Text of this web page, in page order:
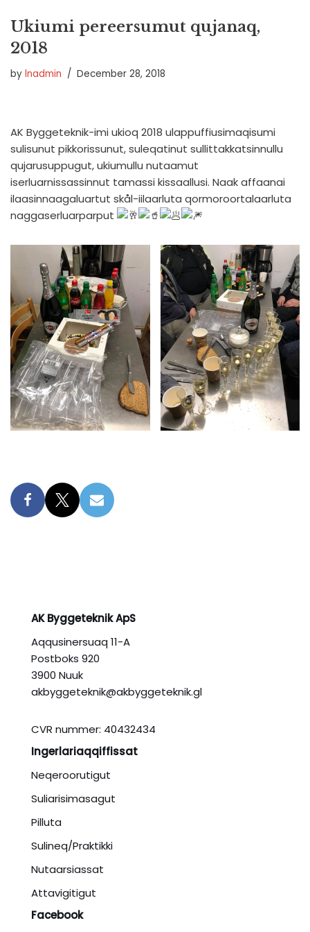
Ukiumi pereersumut qujanaq,
2018
by lnadmin December 28, 2018
AK Byggeteknik-imi ukioq 2018 ulappuffiusimaqisumi
sulisunut pikkorissunut, suleqatinut sullittakkatsinnullu
qujarusuppugut, ukiumullu nutaamut
iserluarnissassinnut tamassi kissaallusi. Naak affaanai
ilaasinnaagaluartut skål-iilaarluta qormoroortalaarluta
naggaserluarparput
AK Byggeteknik ApS
Aqqusinersuaq 11-A
Postboks 920
3900 Nuuk
akbyggeteknik@akbyggeteknik.gl
CVR nummer: 40432434
Ingerlariaqqiffissat
Neqeroorutigut
Suliarisimasagut
Pilluta
Sulineq/Praktikki
Nutaarsiassat
Attavigitigut
Facebook